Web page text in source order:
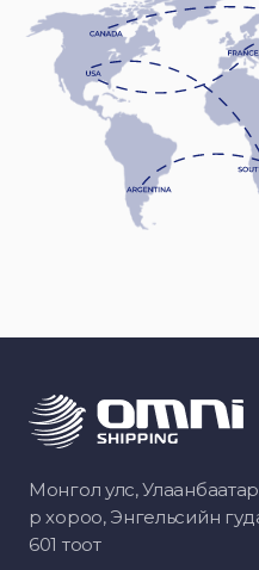
Монгол улс, Улаанбаатар
р хороо, Энгельсийн
601 тоот